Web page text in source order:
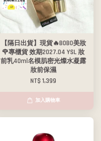
【隔日出貨】現貨🔥BOBO美妝
🌹專櫃貨 效期2027.04 YSL 妝
前乳40ml名模肌密光燦水凝露
妝前保濕
NT$ 1,399
加入購物車